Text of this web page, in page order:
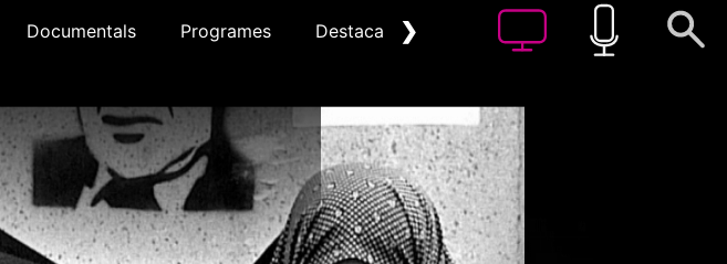
Documentals Programes Destacat ❯